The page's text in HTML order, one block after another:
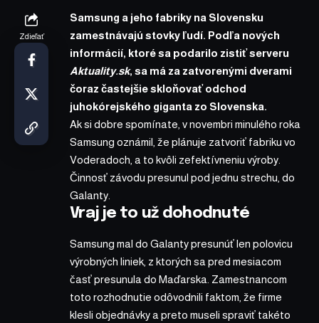
Zdieľať
Samsung a jeho fabriky na Slovensku
zamestnávajú stovky ľudí. Podľa nových
informácií, ktoré sa podarilo zistiť serveru
Aktuality.sk, sa má za zatvorenými dverami
čoraz častejšie skloňovať odchod
juhokórejského giganta zo Slovenska.
Ak si dobre spomínate, v novembri minulého roka
Samsung oznámil , že plánuje zatvoriť fabriku vo
Voderadoch, a to kvôli zefektívneniu výroby.
Činnosť závodu presunul pod jednu strechu, do
Galanty.
Vraj je to už dohodnuté
Samsung mal do Galanty presunúť len polovicu
výrobných liniek, z ktorých sa pred mesiacom
časť presunula do Maďarska. Zamestnancom
toto rozhodnutie odôvodnili faktom, že firme
klesli objednávky a preto museli spraviť takéto